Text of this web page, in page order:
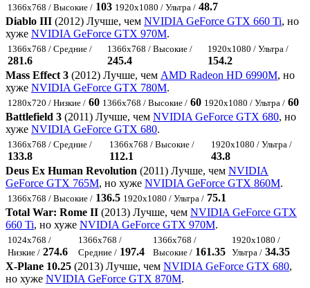
1366x768 / Высокие / 103 1920x1080 / Ультра / 48.7
Diablo III (2012) Лучше, чем NVIDIA GeForce GTX 660 Ti, но
хуже NVIDIA GeForce GTX 970M.
1366x768 / Средние /
281.6
1366x768 / Высокие /
245.4
1920x1080 / Ультра /
154.2
Mass Effect 3 (2012) Лучше, чем AMD Radeon HD 6990M, но
хуже NVIDIA GeForce GTX 780M.
1280x720 / Низкие / 60 1366x768 / Высокие / 60 1920x1080 / Ультра / 60
Battlefield 3 (2011) Лучше, чем NVIDIA GeForce GTX 680, но
хуже NVIDIA GeForce GTX 680.
1366x768 / Средние /
133.8
1366x768 / Высокие /
112.1
1920x1080 / Ультра /
43.8
Deus Ex Human Revolution (2011) Лучше, чем NVIDIA
GeForce GTX 765M, но хуже NVIDIA GeForce GTX 860M.
1366x768 / Высокие / 136.5 1920x1080 / Ультра / 75.1
Total War: Rome II (2013) Лучше, чем NVIDIA GeForce GTX
660 Ti, но хуже NVIDIA GeForce GTX 970M.
1024x768 /
Низкие / 274.6
1366x768 /
Средние / 197.4
1366x768 /
Высокие / 161.35
1920x1080 /
Ультра / 34.35
X-Plane 10.25 (2013) Лучше, чем NVIDIA GeForce GTX 680,
но хуже NVIDIA GeForce GTX 870M.